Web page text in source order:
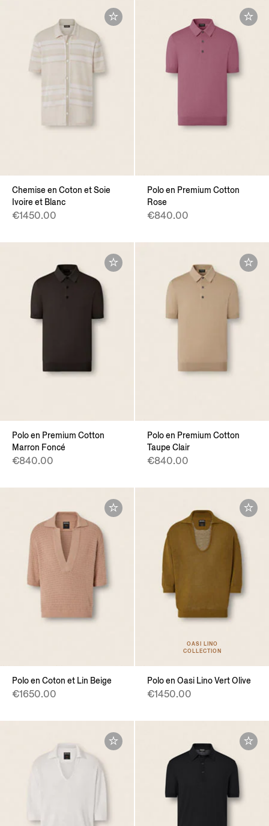
Chemise en Coton et Soie
Ivoire et Blanc
€1450.00
Polo en Premium Cotton
Rose
€840.00
Polo en Premium Cotton
Marron Foncé
€840.00
Polo en Premium Cotton
Taupe Clair
€840.00
Polo en Coton et Lin Beige
€1650.00
OASI LINO
COLLECTION
Polo en Oasi Lino Vert Olive
€1450.00